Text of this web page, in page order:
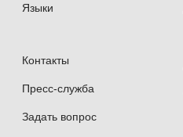
Языки
Контакты
Пресс-служба
Задать вопрос